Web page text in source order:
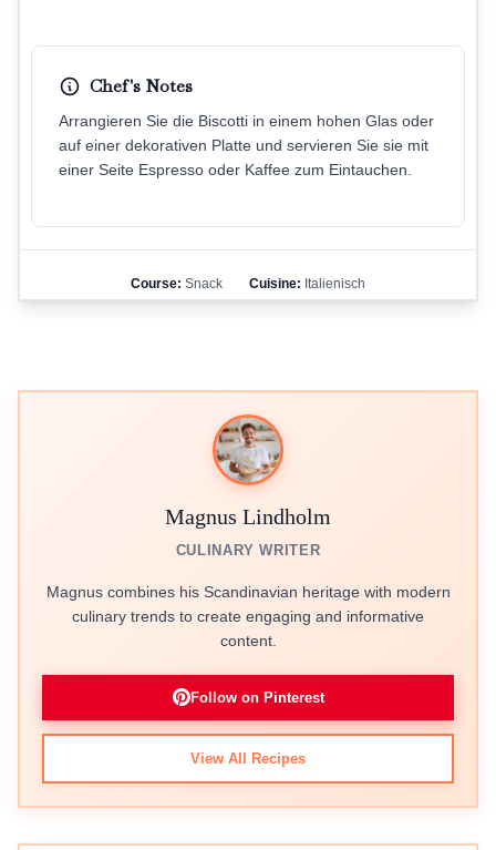
Chef's Notes
Arrangieren Sie die Biscotti in einem hohen Glas oder
auf einer dekorativen Platte und servieren Sie sie mit
einer Seite Espresso oder Kaffee zum Eintauchen.
Course: Snack Cuisine: Italienisch
Magnus Lindholm
CULINARY WRITER
Magnus combines his Scandinavian heritage with modern
culinary trends to create engaging and informative
content.
Follow on Pinterest
View All Recipes